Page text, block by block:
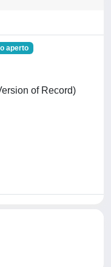
aperto
of Record)